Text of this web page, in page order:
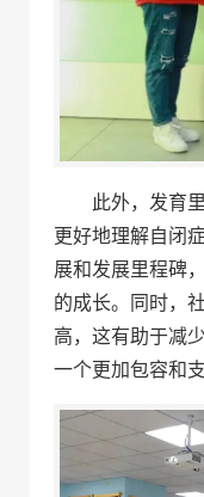
此外，发育
更好地理解自闭
展和发展里程碑
的成长。同时，
高，这有助于减
一个更加包容和